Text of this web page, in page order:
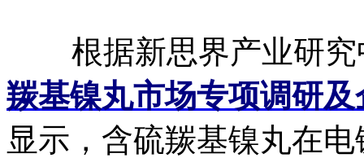
根据新思界产业研究
羰基镍丸市场专项调研
显示，含硫羰基镍丸在